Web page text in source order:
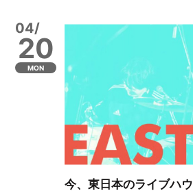
04/
20
MON
今、東日本のライブハ